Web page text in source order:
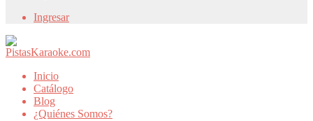
Ingresar
Inicio
Catálogo
Blog
¿Quiénes Somos?